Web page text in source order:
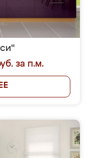
за п.м.